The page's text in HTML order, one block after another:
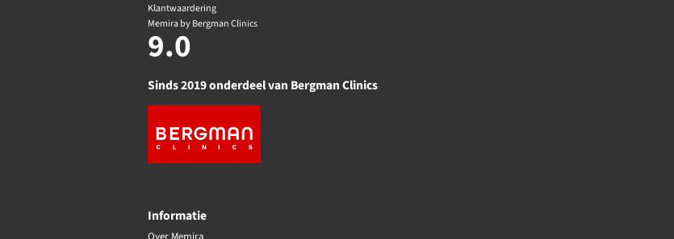
Klantwaardering
Memira by Bergman Clinics
9.0
Sinds 2019 onderdeel van Bergman Clinics
Informatie